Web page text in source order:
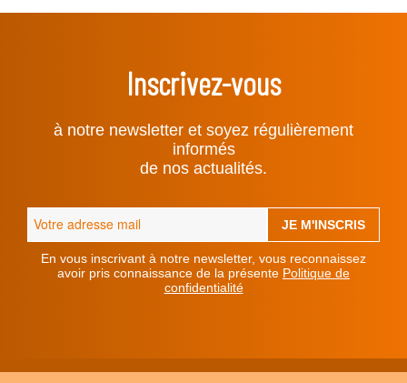
Inscrivez-vous
à notre newsletter et soyez régulièrement
informés
de nos actualités.
En vous inscrivant à notre newsletter, vous reconnaissez
avoir pris connaissance de la présente Politique de
confidentialité